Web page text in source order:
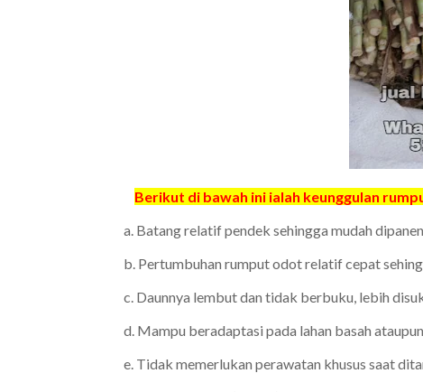
Berikut di bawah ini ialah keunggulan
a. Batang relatif pendek sehingga mudah dipanen
b. Pertumbuhan rumput odot relatif cepat
c. Daunnya lembut dan tidak berbuku, lebih
d. Mampu beradaptasi pada lahan basah
e. Tidak memerlukan perawatan khusus saat